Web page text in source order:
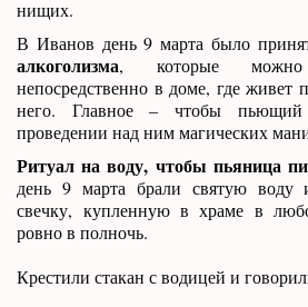
нищих.
В Иванов день 9 марта было
алкоголизма, которые
непосредственно в доме, где живет
него. Главное – чтобы
проведении над ним магических
Ритуал на воду, чтобы пьяница
день 9 марта брали святую воду
свечку, купленную в храме в
ровно в полночь.
Крестили стакан с водицей и